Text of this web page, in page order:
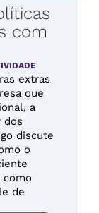
com
extras
que
a
dos
discute
o
como
de